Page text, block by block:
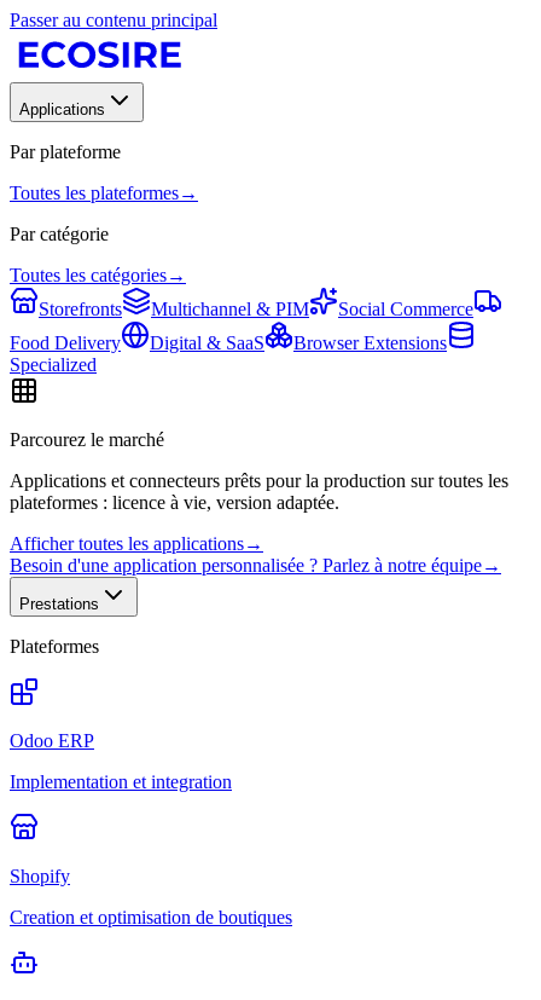
Passer au contenu principal
Applications
Par plateforme
Toutes les plateformes→
Par catégorie
Toutes les catégories→
Storefronts
Multichannel & PIM
Social Commerce
Food Delivery
Digital & SaaS
Browser Extensions
Specialized
Parcourez le marché
Applications et connecteurs prêts pour la production sur toutes les
plateformes : licence à vie, version adaptée.
Afficher toutes les applications→
Besoin d'une application personnalisée ? Parlez à notre équipe→
Prestations
Plateformes
Odoo ERP
Implementation et integration
Shopify
Creation et optimisation de boutiques